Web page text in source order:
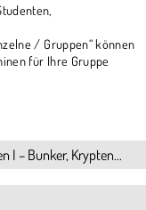
/ Gruppen“ können
für Ihre Gruppe